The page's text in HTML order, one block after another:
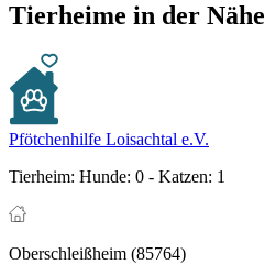
Tierheime in der Nähe
Pfötchenhilfe Loisachtal e.V.
Tierheim: Hunde: 0 - Katzen: 1
Oberschleißheim (85764)